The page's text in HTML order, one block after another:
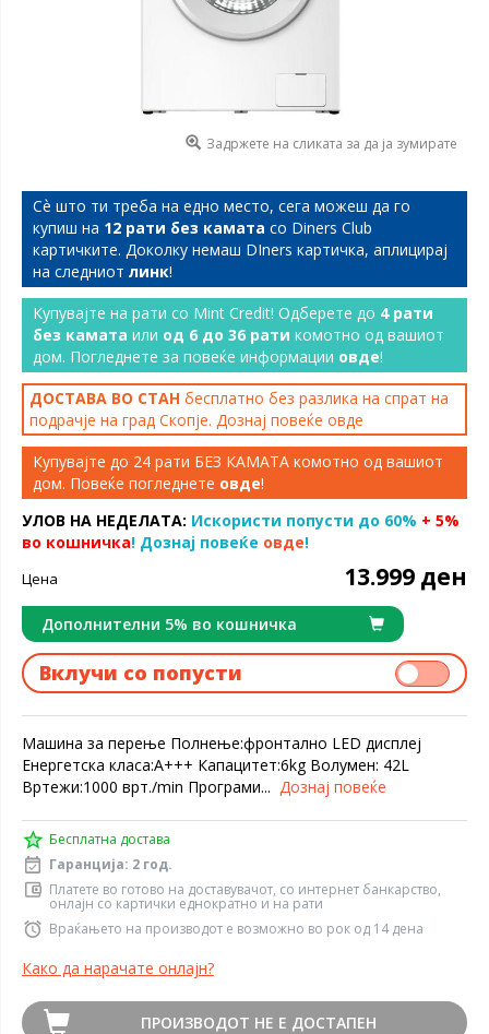
Задржете на сликата за да ја зумирате
Сѐ што ти треба на едно место, сега можеш да го
купиш на 12 рати без камата со Diners Club
картичките. Доколку немаш DIners картичка, аплицирај
на следниот линк!
Купувајте на рати со Mint Credit! Одберете до 4 рати
без камата или од 6 до 36 рати комотно од вашиот
дом. Погледнете за повеќе информации овде!
ДОСТАВА ВО СТАН бесплатно без разлика на спрат на
подрачје на град Скопје. Дознај повеќе овде
Купувајте до 24 рати БЕЗ КАМАТА комотно од вашиот
дом. Повеќе погледнете овде!
УЛОВ НА НЕДЕЛАТА: Искористи попусти до 60% + 5%
во кошничка! Дознај повеќе овде!
Цена 13.999 ден
Дополнителни 5% во кошничка
Вклучи со попусти
Машина за перење Полнење:фронтално LED дисплеј
Енергетска класа:А+++ Капацитет:6kg Волумен: 42L
Вртежи:1000 врт./min Програми... Дознај повеќе
Бесплатна достава
Гаранција: 2 год.
Платете во готово на доставувачот, со интернет банкарство,
онлајн со картички еднократно и на рати
Враќањето на производот е возможно во рок од 14 дена
Како да нарачате онлајн?
ПРОИЗВОДОТ НЕ Е ДОСТАПЕН